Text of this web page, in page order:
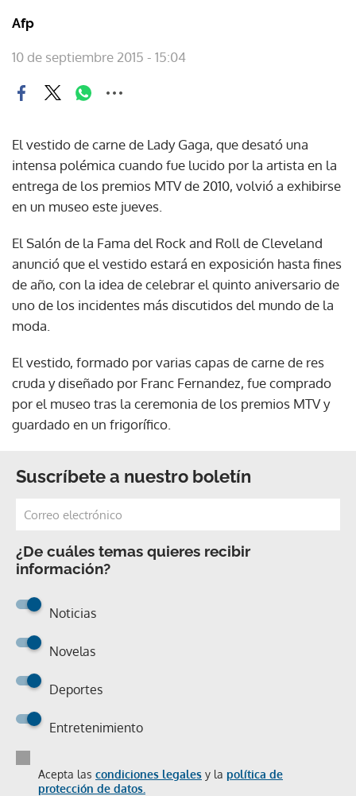
Afp
10 de septiembre 2015 - 15:04
El vestido de carne de Lady Gaga, que desató una
intensa polémica cuando fue lucido por la artista en la
entrega de los premios MTV de 2010, volvió a exhibirse
en un museo este jueves.
El Salón de la Fama del Rock and Roll de Cleveland
anunció que el vestido estará en exposición hasta fines
de año, con la idea de celebrar el quinto aniversario de
uno de los incidentes más discutidos del mundo de la
moda.
El vestido, formado por varias capas de carne de res
cruda y diseñado por Franc Fernandez, fue comprado
por el museo tras la ceremonia de los premios MTV y
guardado en un frigorífico.
Suscríbete a nuestro boletín
¿De cuáles temas quieres recibir
información?
Noticias
Novelas
Deportes
Entretenimiento
Acepta las condiciones legales y la política de
protección de datos.